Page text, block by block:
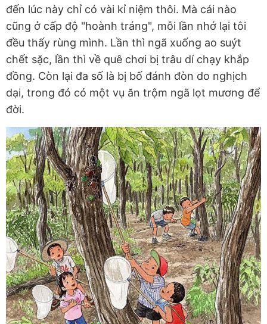
đến lúc này chỉ có vài kỉ niệm thôi. Mà cái nào
cũng ở cấp độ "hoành tráng", mỗi lần nhớ lại tôi
đều thấy rùng mình. Lần thì ngã xuống ao suýt
chết sặc, lần thì về quê chơi bị trâu dí chạy khắp
đồng. Còn lại đa số là bị bố đánh đòn do nghịch
dại, trong đó có một vụ ăn trộm ngã lọt mương để
đời.